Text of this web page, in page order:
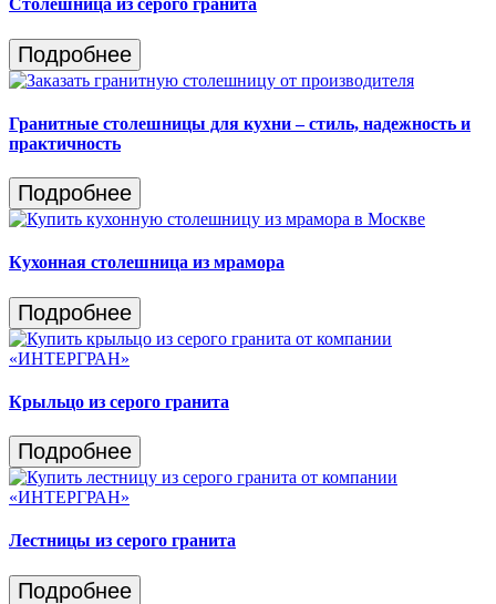
Столешница из серого гранита
Подробнее
Гранитные столешницы для кухни – стиль, надежность и
практичность
Подробнее
Кухонная столешница из мрамора
Подробнее
Крыльцо из серого гранита
Подробнее
Лестницы из серого гранита
Подробнее